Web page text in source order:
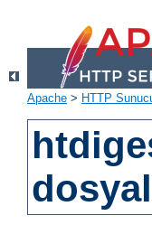
Apache > HTTP